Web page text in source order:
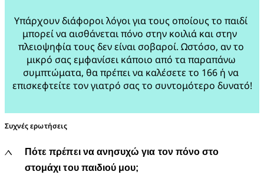
Υπάρχουν διάφοροι λόγοι για τους οποίους το παιδί
μπορεί να αισθάνεται πόνο στην κοιλιά και στην
πλειοψηφία τους δεν είναι σοβαροί. Ωστόσο, αν το
μικρό σας εμφανίσει κάποιο από τα παραπάνω
συμπτώματα, θα πρέπει να καλέσετε το 166 ή να
επισκεφτείτε τον γιατρό σας το συντομότερο δυνατό!
Συχνές ερωτήσεις
Πότε πρέπει να ανησυχώ για τον πόνο στο
στομάχι του παιδιού μου;​